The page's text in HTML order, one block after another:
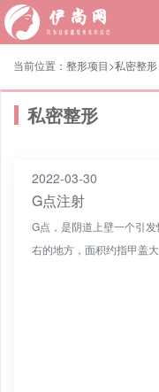
当前位置： 整形项目>私密整形
私密整形
2022-03-30
G点注射
G点，是阴道上壁一个引
右的地方，面积约指甲盖